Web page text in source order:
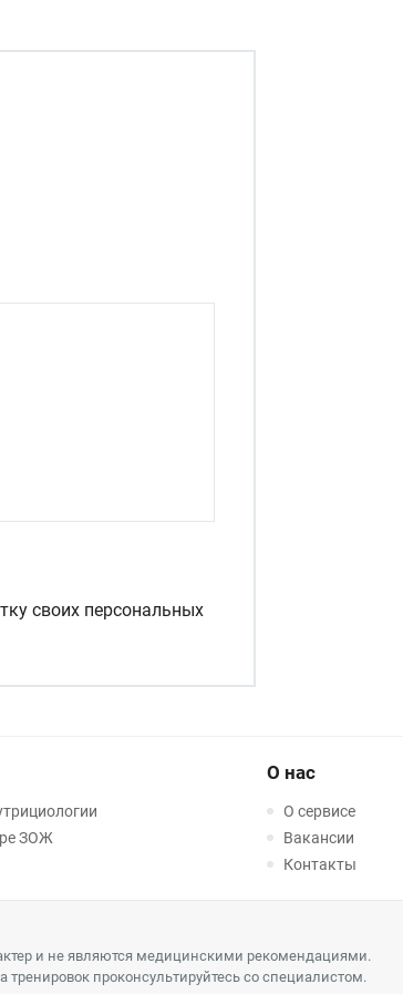
своих персональных
ЗОЖ
О нас
О сервисе
Вакансии
Контакты
и не являются медицинскими рекомендациями.
проконсультируйтесь со специалистом.